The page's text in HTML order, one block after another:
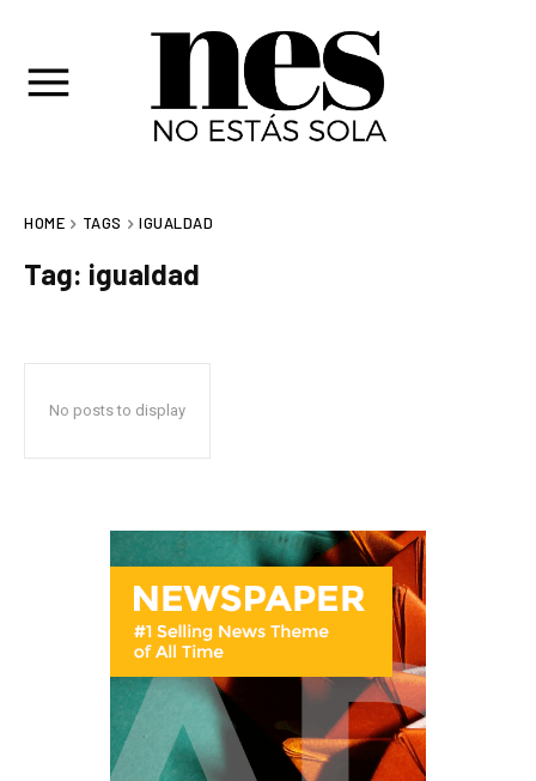
HOME TAGS IGUALDAD
Tag: igualdad
No posts to display